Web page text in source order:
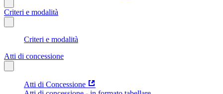
Criteri e modalità
Criteri e modalità
Atti di concessione
Atti di Concessione